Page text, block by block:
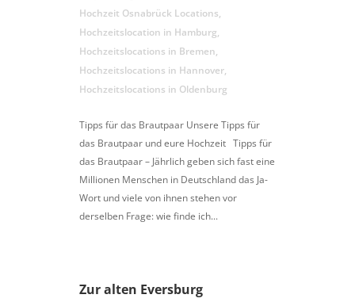
Hochzeit Osnabrück Locations,
Hochzeitslocation in Hamburg,
Hochzeitslocations in Bremen,
Hochzeitslocations in Hannover,
Hochzeitslocations in Oldenburg
Tipps für das Brautpaar Unsere Tipps für
das Brautpaar und eure Hochzeit Tipps für
das Brautpaar – Jährlich geben sich fast eine
Millionen Menschen in Deutschland das Ja-
Wort und viele von ihnen stehen vor
derselben Frage: wie finde ich...
Zur alten Eversburg